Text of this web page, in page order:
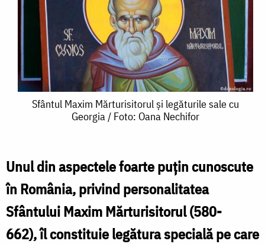
Sfântul
și
legăturile
sale
cu
Sfântul Maxim Mărturisitorul și legăturile sale cu
Georgia / Foto: Oana Nechifor
Unul din aspectele foarte puțin cunoscute
în România, privind personalitatea
Sfântului Maxim Mărturisitorul (580-
662), îl constituie legătura specială pe care